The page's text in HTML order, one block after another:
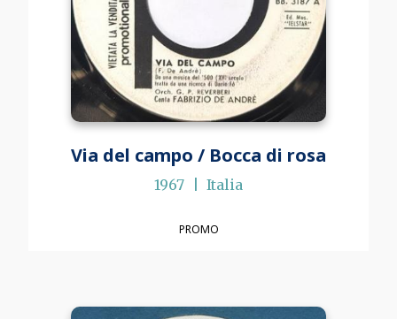
Via del campo / Bocca di rosa
1967 Italia
PROMO